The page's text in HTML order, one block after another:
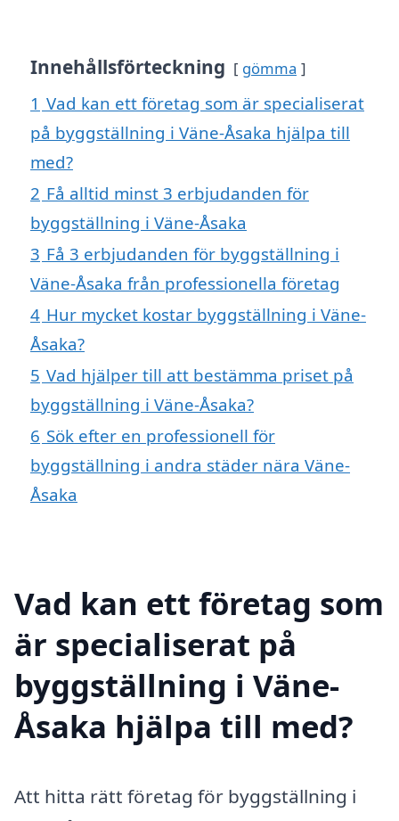
Innehållsförteckning gömma
1 Vad kan ett företag som är specialiserat
på byggställning i Väne-Åsaka hjälpa till
med?
2 Få alltid minst 3 erbjudanden för
byggställning i Väne-Åsaka
3 Få 3 erbjudanden för byggställning i
Väne-Åsaka från professionella företag
4 Hur mycket kostar byggställning i Väne-
Åsaka?
5 Vad hjälper till att bestämma priset på
byggställning i Väne-Åsaka?
6 Sök efter en professionell för
byggställning i andra städer nära Väne-
Åsaka
Vad kan ett företag som
är specialiserat på
byggställning i Väne-
Åsaka hjälpa till med?
Att hitta rätt företag för byggställning i